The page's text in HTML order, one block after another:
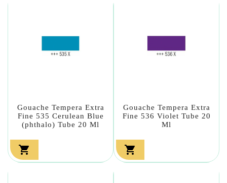
Gouache Tempera Extra
Fine 535 Cerulean Blue
(phthalo) Tube 20 Ml

Gouache Tempera Extra
Fine 536 Violet Tube 20
Ml
